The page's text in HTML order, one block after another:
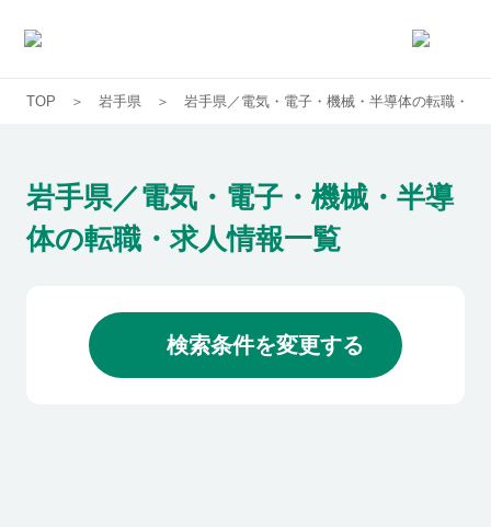
求人一覧
企業一覧
お気に入り求人
TOP 岩手県 岩手県／電気・電子・機械・半導体の転職・求
岩手県／電気・電子・機械・半導
体の転職・求人情報一覧
検索条件を変更する